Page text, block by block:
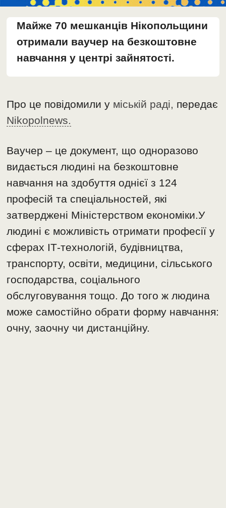
Майже 70 мешканців Нікопольщини
отримали ваучер на безкоштовне
навчання у центрі зайнятості.
Про це повідомили у міській раді, передає
Nikopolnews.
Ваучер – це документ, що одноразово
видається людині на безкоштовне
навчання на здобуття однієї з 124
професій та спеціальностей, які
затверджені Міністерством економіки.У
людині є можливість отримати професії у
сферах ІТ-технологій, будівництва,
транспорту, освіти, медицини, сільського
господарства, соціального
обслуговування тощо. До того ж людина
може самостійно обрати форму навчання:
очну, заочну чи дистанційну.